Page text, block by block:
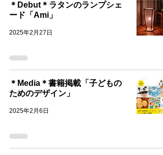
＊Debut＊ラタンのランプシェ
ード「Ami」
2025年2月27日
＊Media＊書籍掲載「子どもの
ためのデザイン」
2025年2月6日